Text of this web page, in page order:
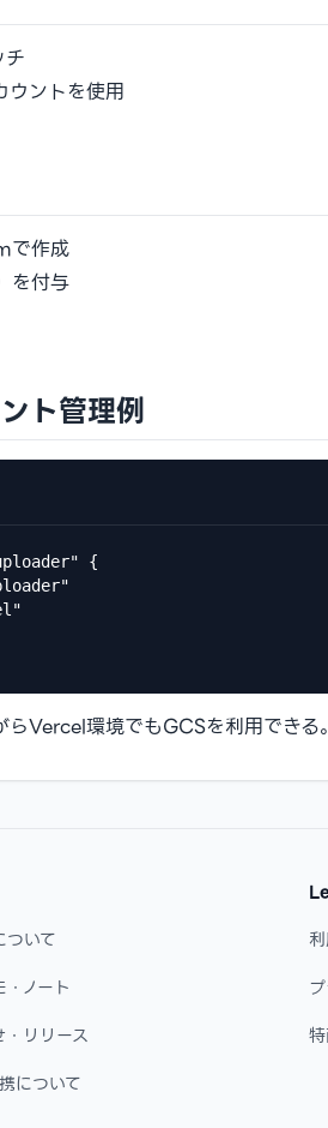
ウントを使用
で作成
を付与
ト管理例
{
Vercel環境でもGCSを利用できる。
いて
ノート
・リリース
について